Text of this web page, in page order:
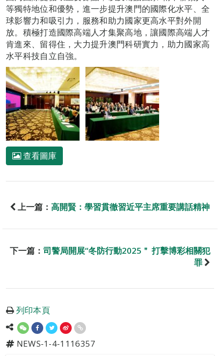
等獨特地位和優勢，進一步提升澳門的國際化水平、全
球影響力和吸引力，服務和助力國家更高水平對外開
放。積極打造國際高端人才集聚高地，讓國際高端人才
肯進來、留得住，大力提升澳門科研實力，助力國家高
水平科技自立自強。
查看圖庫
上一篇： 高開賢：學習貫徹習近平主席重要講話精神
下一篇： 司警局開展“冬防行動2025＂ 打擊博彩相關犯
罪
列印本頁
NEWS-1-4-1116357